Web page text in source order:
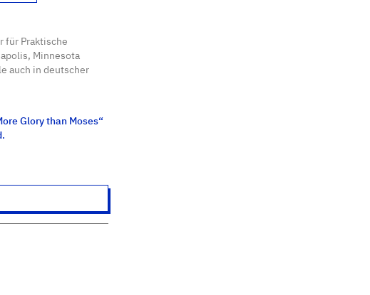
für Praktische
Minnesota
auch in deutscher
Glory than Moses“